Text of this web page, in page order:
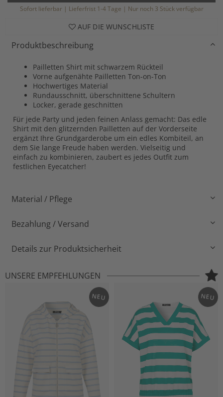
Sofort lieferbar | Lieferfrist 1-4 Tage | Nur noch 3 Stück verfügbar
AUF DIE WUNSCHLISTE
Produktbeschreibung
Pailletten Shirt mit schwarzem Rückteil
Vorne aufgenähte Pailletten Ton-on-Ton
Hochwertiges Material
Rundausschnitt, überschnittene Schultern
Locker, gerade geschnitten
Für jede Party und jeden feinen Anlass gemacht: Das edle
Shirt mit den glitzernden Pailletten auf der Vorderseite
ergänzt Ihre Grundgarderobe um ein edles Kombiteil, an
dem Sie lange Freude haben werden. Vielseitig und
einfach zu kombinieren, zaubert es jedes Outfit zum
festlichen Eyecatcher!
Material / Pflege
Bezahlung / Versand
Details zur Produktsicherheit
UNSERE EMPFEHLUNGEN
NEU NEU